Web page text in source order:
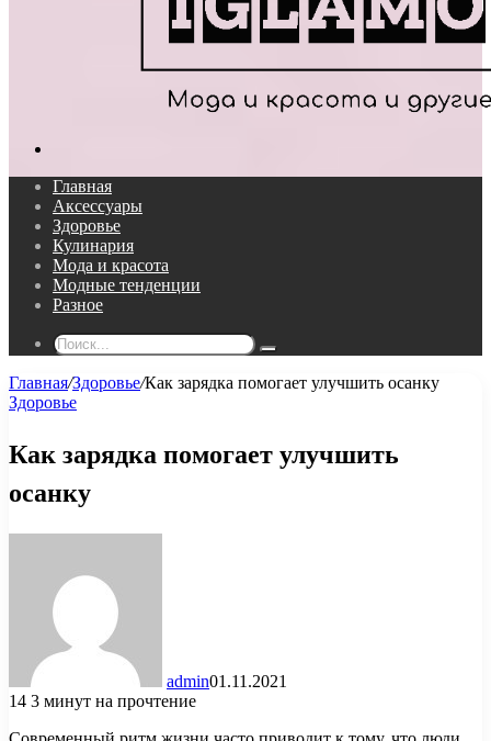
Главная
Аксессуары
Здоровье
Кулинария
Мода и красота
Модные тенденции
Разное
Поиск...
Главная/Здоровье/Как зарядка помогает улучшить осанку
Здоровье
Как зарядка помогает улучшить
осанку
admin01.11.2021
14 3 минут на прочтение